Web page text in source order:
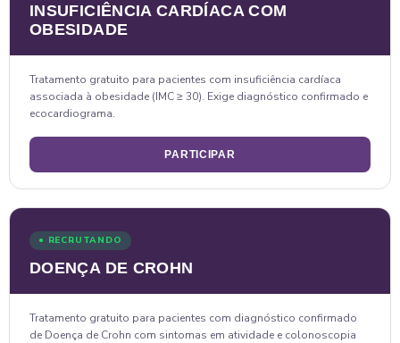
INSUFICIÊNCIA CARDÍACA COM
OBESIDADE
Tratamento gratuito para pacientes com insuficiência cardíaca
associada à obesidade (IMC ≥ 30). Exige diagnóstico confirmado e
ecocardiograma.
PARTICIPAR
● RECRUTANDO
DOENÇA DE CROHN
Tratamento gratuito para pacientes com diagnóstico confirmado
de Doença de Crohn com sintomas em atividade e colonoscopia